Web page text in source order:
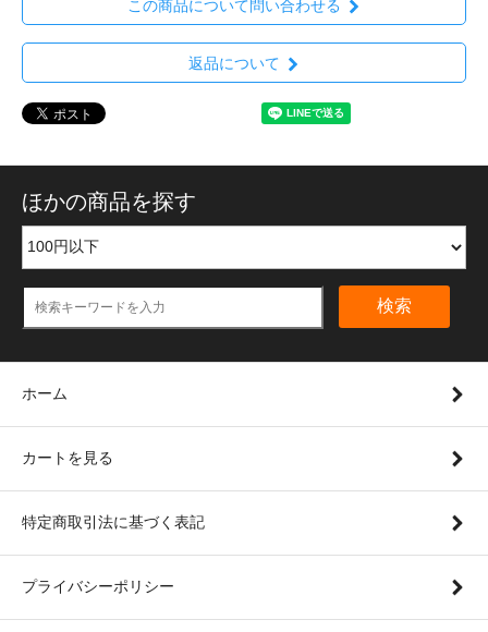
この商品について問い合わせる
返品について
ほかの商品を探す
検索
ホーム
カートを見る
特定商取引法に基づく表記
プライバシーポリシー